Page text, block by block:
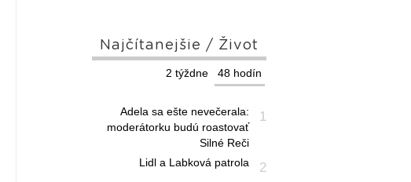
Najčítanejšie / Život
48 hodín
2 týždne
1
Adela sa ešte nevečerala:
moderátorku budú roastovať
Silné Reči
2
Lidl a Labková patrola